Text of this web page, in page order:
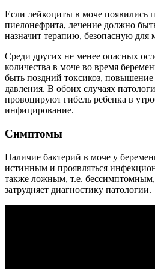
Если лейкоциты в моче появились
пиелонефрита, лечение должно
назначит терапию, безопасную для
Среди других не менее опасных
количества в моче во время
быть поздний токсикоз, повышение
давления. В обоих случаях
провоцируют гибель ребенка в
инфицирование.
Симптомы
Наличие бактерий в моче у
истинным и проявляться
также ложным, т.е.
затрудняет диагностику патологии.